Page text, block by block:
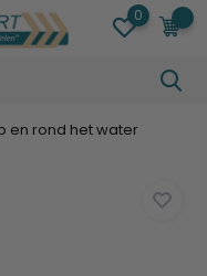
0
en rond het water